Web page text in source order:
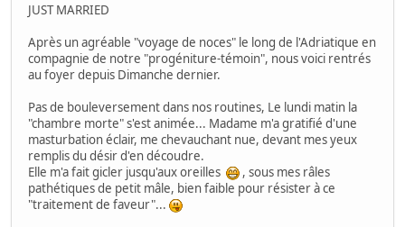
JUST MARRIED
Après un agréable "voyage de noces" le long de l'Adriatique en
compagnie de notre "progéniture-témoin", nous voici rentrés
au foyer depuis Dimanche dernier.
Pas de bouleversement dans nos routines, Le lundi matin la
"chambre morte" s'est animée... Madame m'a gratifié d'une
masturbation éclair, me chevauchant nue, devant mes yeux
remplis du désir d'en découdre.
Elle m'a fait gicler jusqu'aux oreilles
, sous mes râles
pathétiques de petit mâle, bien faible pour résister à ce
"traitement de faveur"...